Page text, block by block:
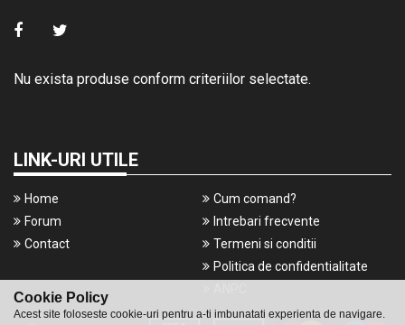
Cookie Policy
Acest site foloseste cookie-uri pentru a-ti imbunatati experienta de navigare.
Nu exista produse conform criteriilor selectate.
LINK-URI UTILE
Home
Forum
Contact
Cum comand?
Intrebari frecvente
Termeni si conditii
Politica de confidentialitate